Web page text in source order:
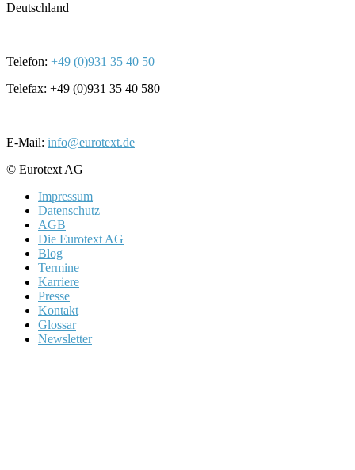
Deutschland
Telefon: +49 (0)931 35 40 50
Telefax: +49 (0)931 35 40 580
E-Mail: info@eurotext.de
© Eurotext AG
Impressum
Datenschutz
AGB
Die Eurotext AG
Blog
Termine
Karriere
Presse
Kontakt
Glossar
Newsletter